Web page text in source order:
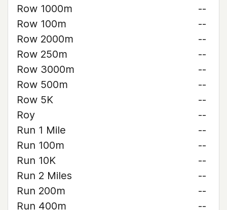
Row 1000m
--
Row 100m
--
Row 2000m
--
Row 250m
--
Row 3000m
--
Row 500m
--
Row 5K
--
Roy
--
Run 1 Mile
--
Run 100m
--
Run 10K
--
Run 2 Miles
--
Run 200m
--
Run 400m
--